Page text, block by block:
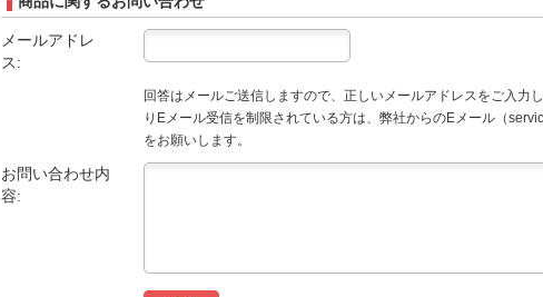
メールアドレ
ス:
回答はメールご送信しますので、正しいメールアドレスをご入力
りEメール受信を制限されている方は、弊社からのEメール（
をお願いします。
お問い合わせ内
容: